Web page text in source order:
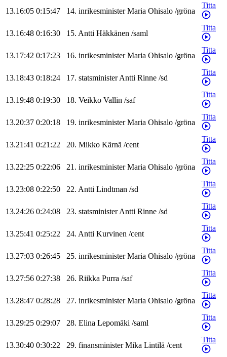
13.16:05 0:15:47 14. inrikesminister Maria Ohisalo /gröna
Titta
13.16:48 0:16:30 15. Antti Häkkänen /saml
Titta
13.17:42 0:17:23 16. inrikesminister Maria Ohisalo /gröna
Titta
13.18:43 0:18:24 17. statsministerAntti Rinne /sd
Titta
13.19:48 0:19:30 18. Veikko Vallin /saf
Titta
13.20:37 0:20:18 19. inrikesminister Maria Ohisalo /gröna
Titta
13.21:41 0:21:22 20. Mikko Kärnä /cent
Titta
13.22:25 0:22:06 21. inrikesminister Maria Ohisalo /gröna
Titta
13.23:08 0:22:50 22. Antti Lindtman /sd
Titta
13.24:26 0:24:08 23. statsministerAntti Rinne /sd
Titta
13.25:41 0:25:22 24. Antti Kurvinen /cent
Titta
13.27:03 0:26:45 25. inrikesminister Maria Ohisalo /gröna
Titta
13.27:56 0:27:38 26. Riikka Purra /saf
Titta
13.28:47 0:28:28 27. inrikesminister Maria Ohisalo /gröna
Titta
13.29:25 0:29:07 28. Elina Lepomäki /saml
Titta
13.30:40 0:30:22 29. finansminister Mika Lintilä /cent
Titta